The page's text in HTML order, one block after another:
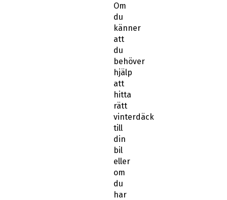
Om
du
känner
att
du
behöver
hjälp
att
hitta
rätt
vinterdäck
till
din
bil
eller
om
du
har